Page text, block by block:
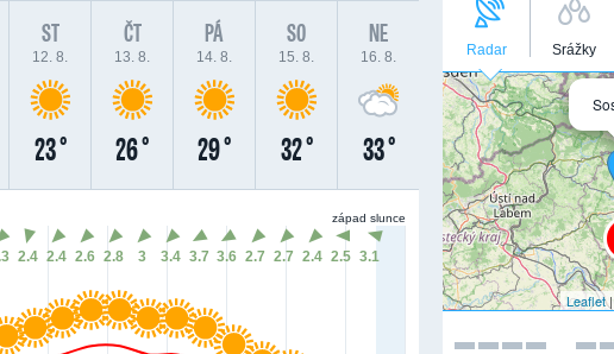
ST
12. 8.
23 °
ČT
13. 8.
26 °
PÁ
14. 8.
29 °
SO
15. 8.
32 °
NE
16. 8.
33 °
západ slunce
2.4 2.4 2.6 2.8 3 3.4 3.7 3.6 2.7 2.7 2.4 2.5 3.1
Radar Srážky
Leaflet